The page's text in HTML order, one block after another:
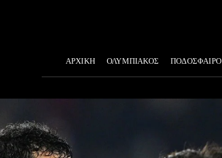
ΑΡΧΙΚΗ ΟΛΥΜΠΙΑΚΟΣ ΠΟΔΟΣΦΑΙΡΟ